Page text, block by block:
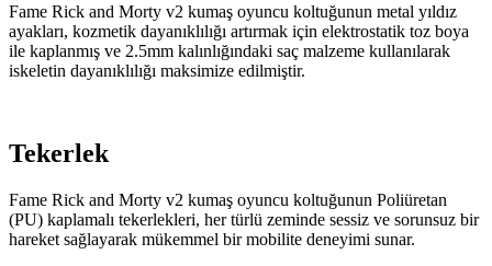
Fame Rick and Morty v2 kumaş oyuncu koltuğunun metal yıldız
ayakları, kozmetik dayanıklılığı artırmak için elektrostatik toz boya
ile kaplanmış ve 2.5mm kalınlığındaki saç malzeme kullanılarak
iskeletin dayanıklılığı maksimize edilmiştir.
Tekerlek
Fame Rick and Morty v2 kumaş oyuncu koltuğunun Poliüretan
(PU) kaplamalı tekerlekleri, her türlü zeminde sessiz ve sorunsuz bir
hareket sağlayarak mükemmel bir mobilite deneyimi sunar.